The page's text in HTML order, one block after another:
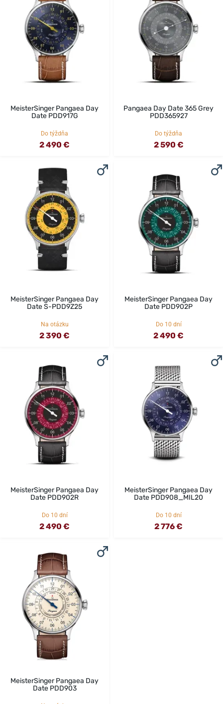
MeisterSinger Pangaea Day
Date PDD917G
Do týždňa
2 490 €
Pangaea Day Date 365 Grey
PDD365927
Do týždňa
2 590 €
MeisterSinger Pangaea Day
Date S-PDD9Z25
Na otázku
2 390 €
MeisterSinger Pangaea Day
Date PDD902P
Do 10 dní
2 490 €
MeisterSinger Pangaea Day
Date PDD902R
Do 10 dní
2 490 €
MeisterSinger Pangaea Day
Date PDD908_MIL20
Do 10 dní
2 776 €
MeisterSinger Pangaea Day
Date PDD903